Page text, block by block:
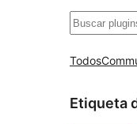
Buscar
Todos
Etiqueta